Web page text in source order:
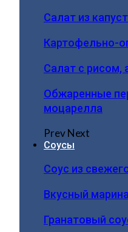
Салат из
Картофельно-
Салат с рисом,
Обжаренные
моцарелла
PrevNext
Соусы
Соус из
Вкусный
Гранатовый